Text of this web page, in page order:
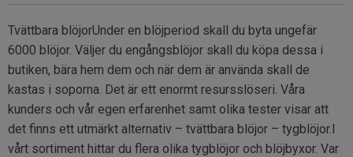
Tvättbara blöjorUnder en blöjperiod skall du byta ungefär
6000 blöjor. Väljer du engångsblöjor skall du köpa dessa i
butiken, bära hem dem och när dem är använda skall de
kastas i soporna. Det är ett enormt resursslöseri. Våra
kunders och vår egen erfarenhet samt olika tester visar att
det finns ett utmärkt alternativ – tvättbara blöjor – tygblöjor.I
vårt sortiment hittar du flera olika tygblöjor och blöjbyxor. Var